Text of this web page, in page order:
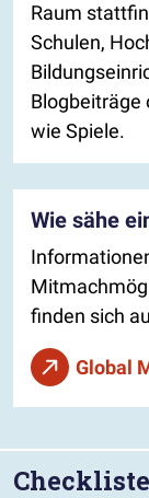
Raum
Schulen,
Blogbeiträge
wie Spiele.
Wie sähe
finden sich
Global